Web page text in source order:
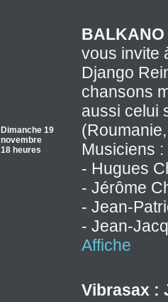
Dimanche 19
novembre
18 heures
vous invite
Django
chansons
aussi celui
Musiciens :
- Hugues
- Jérôme
- Jean-
- Jean-
Affiche
Vibrasax :